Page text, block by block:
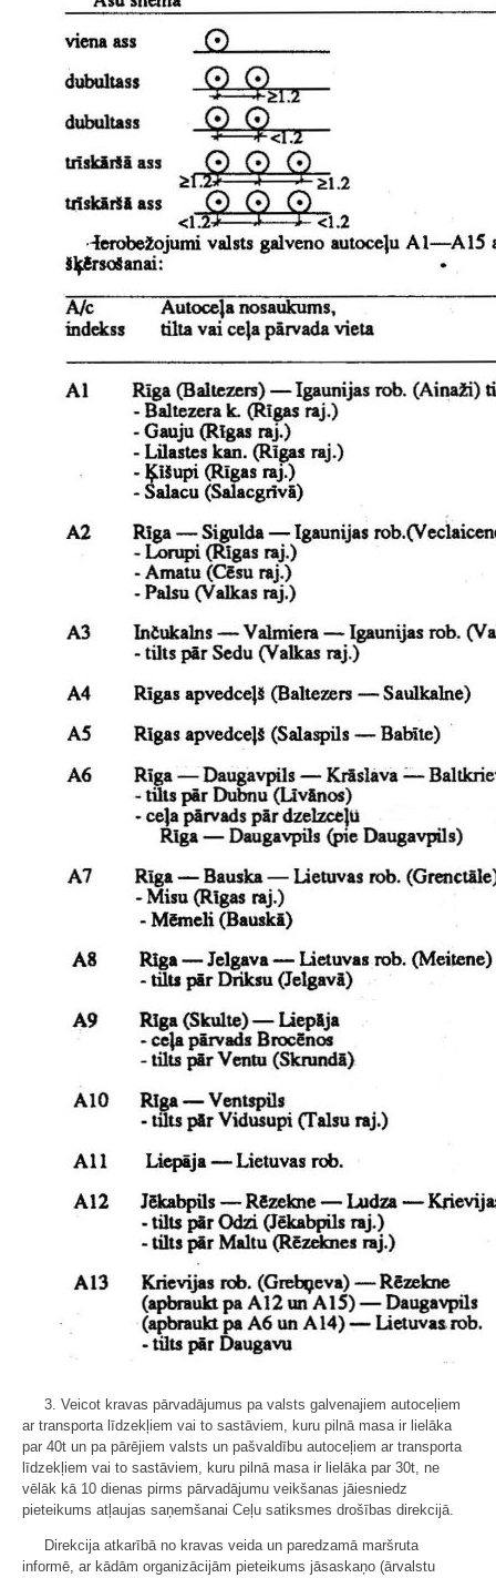
3. Veicot kravas pārvadājumus pa valsts galvenajiem autoceļiem
ar transporta līdzekļiem vai to sastāviem, kuru pilnā masa ir lielāka
par 40t un pa pārējiem valsts un pašvaldību autoceļiem ar transporta
līdzekļiem vai to sastāviem, kuru pilnā masa ir lielāka par 30t, ne
vēlāk kā 10 dienas pirms pārvadājumu veikšanas jāiesniedz
pieteikums atļaujas saņemšanai Ceļu satiksmes drošības direkcijā.
Direkcija atkarībā no kravas veida un paredzamā maršruta
informē, ar kādām organizācijām pieteikums jāsaskaņo (ārvalstu